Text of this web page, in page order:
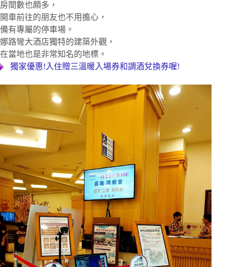
房間數也頗多，
開車前往的朋友也不用擔心，
備有專屬的停車場。
娜路彎大酒店獨特的建築外觀，
在當地也是非常知名的地標。
獨家優惠!入住贈三溫暖入場券和調酒兌換券喔!